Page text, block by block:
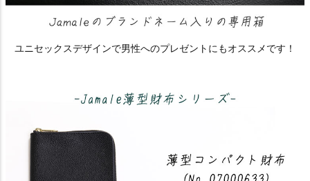
ユニセックスデザインで男性へのプレゼントにもオススメです！